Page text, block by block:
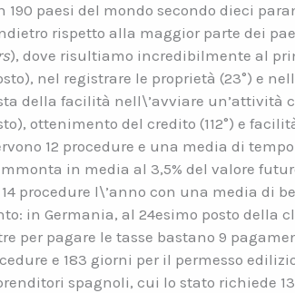
paesi del mondo secondo dieci
rispetto alla maggior parte dei
), dove risultiamo incredibilmente al
nel registrare le proprietà (23°) e
della facilità nell\’avviare un’attività
ottenimento del credito (112°) e
12 procedure e una media di
in media al 3,5% del valore
procedure l\’anno con una media di
in Germania, al 24esimo posto della
per pagare le tasse bastano 9
e 183 giorni per il permesso
spagnoli, cui lo stato richiede 13